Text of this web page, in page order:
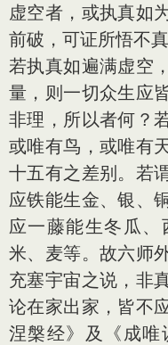
虚空者，或执真如
前破，可证所悟不真
若执真如遍满虚空
量，则一切众生应
非理，所以者何？
或唯有鸟，或唯有
十五有之差别。若
应铁能生金、银、
应一藤能生冬瓜、
米、麦等。故六师
充塞宇宙之说，非
论在家出家，皆不
涅槃经》及《成唯